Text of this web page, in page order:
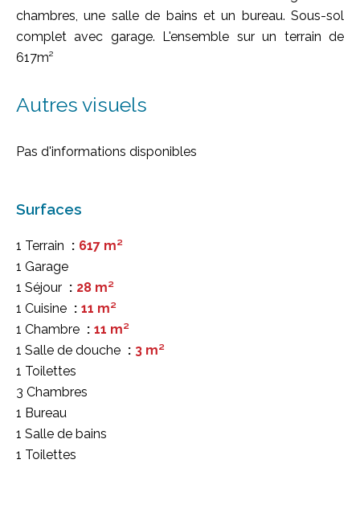
chambres, une salle de bains et un bureau. Sous-sol
complet avec garage. L'ensemble sur un terrain de
617m²
Autres visuels
Pas d'informations disponibles
Surfaces
1 Terrain
617 m²
1 Garage
1 Séjour
28 m²
1 Cuisine
11 m²
1 Chambre
11 m²
1 Salle de douche
3 m²
1 Toilettes
3 Chambres
1 Bureau
1 Salle de bains
1 Toilettes